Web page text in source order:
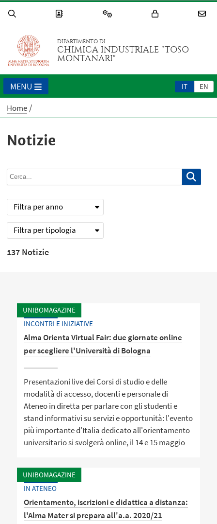
DIPARTIMENTO DI
CHIMICA INDUSTRIALE "TOSO
MONTANARI"
IT EN
MENU
Home
Notizie
Filtra per anno
Filtra per tipologia
137 Notizie
UNIBOMAGAZINE
INCONTRI E INIZIATIVE
Alma Orienta Virtual Fair: due giornate online
per scegliere l'Università di Bologna
Presentazioni live dei Corsi di studio e delle
modalità di accesso, docenti e personale di
Ateneo in diretta per parlare con gli studenti e
stand informativi su servizi e opportunità: l'evento
più importante d'Italia dedicato all'orientamento
universitario si svolgerà online, il 14 e 15 maggio
UNIBOMAGAZINE
IN ATENEO
Orientamento, iscrizioni e didattica a distanza:
l'Alma Mater si prepara all'a.a. 2020/21